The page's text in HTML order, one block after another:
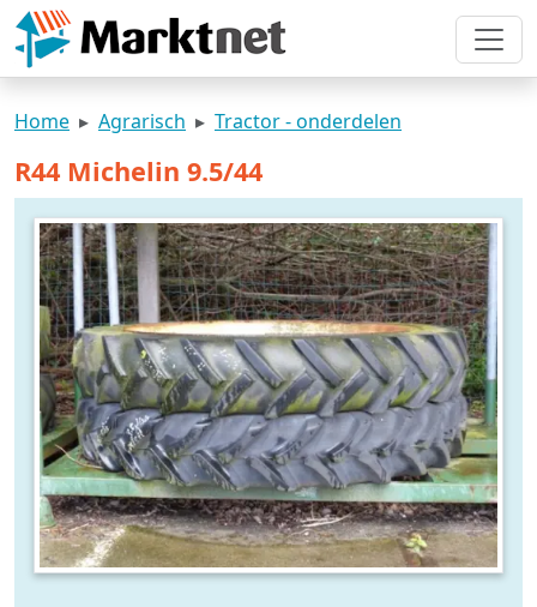
Home Agrarisch Tractor - onderdelen
R44 Michelin 9.5/44